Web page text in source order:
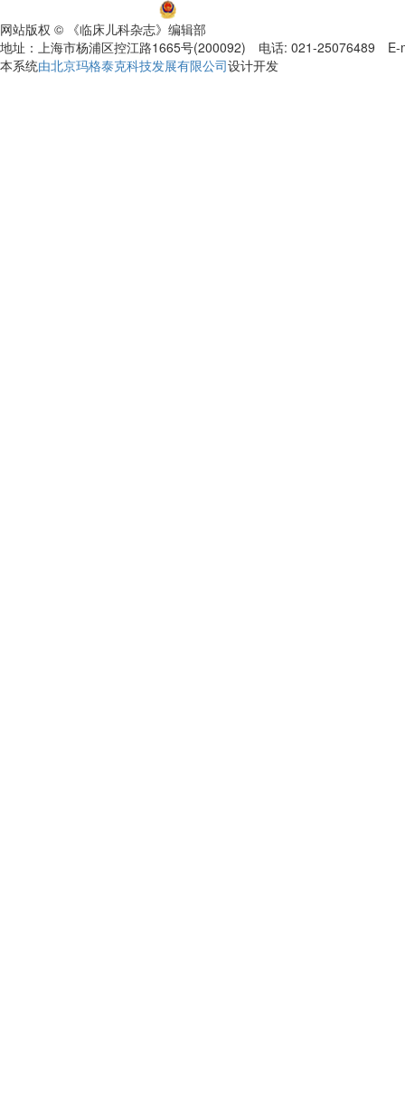
网站版权 © 《临床儿科杂志》编辑部
地址：上海市杨浦区控江路1665号(200092) 电话: 021-25076489 E-
本系统由北京玛格泰克科技发展有限公司设计开发